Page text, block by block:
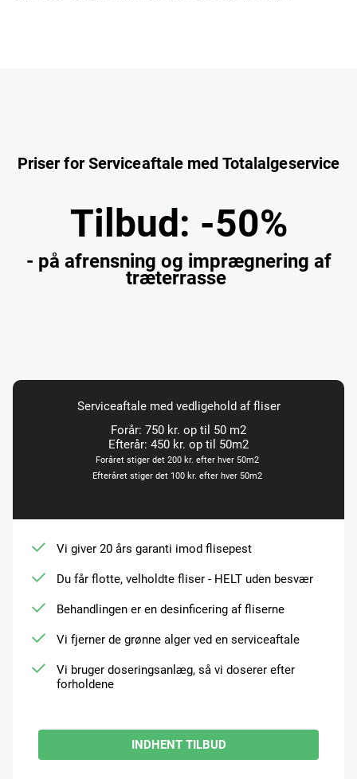
Priser for Serviceaftale med Totalalgeservice
Tilbud: -50%
- på afrensning og imprægnering af
træterrasse
Serviceaftale med vedligehold af fliser
Forår: 750 kr. op til 50 m2
Efterår: 450 kr. op til 50m2
Foråret stiger det 200 kr. efter hver 50m2
Efteråret stiger det 100 kr. efter hver 50m2
Vi giver 20 års garanti imod flisepest
Du får flotte, velholdte fliser - HELT uden besvær
Behandlingen er en desinficering af fliserne
Vi fjerner de grønne alger ved en serviceaftale
Vi bruger doseringsanlæg, så vi doserer efter
forholdene
INDHENT TILBUD